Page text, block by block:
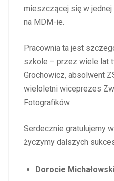
mieszczącej się w
na MDM-ie.
Pracownia ta jest
szkole – przez wiele lat
Grochowicz, absolwent
wieloletni wiceprezes
Fotografików.
Serdecznie gratulujemy
życzymy dalszych
Dorocie